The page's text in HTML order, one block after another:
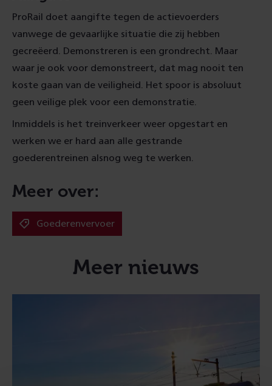
ProRail doet aangifte tegen de actievoerders
vanwege de gevaarlijke situatie die zij hebben
gecreëerd. Demonstreren is een grondrecht. Maar
waar je ook voor demonstreert, dat mag nooit ten
koste gaan van de veiligheid. Het spoor is absoluut
geen veilige plek voor een demonstratie.
Inmiddels is het treinverkeer weer opgestart en
werken we er hard aan alle gestrande
goederentreinen alsnog weg te werken.
Meer over:
Goederenvervoer
Meer nieuws